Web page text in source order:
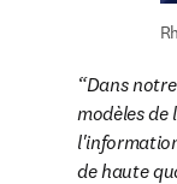
Dans
modèles
de haute